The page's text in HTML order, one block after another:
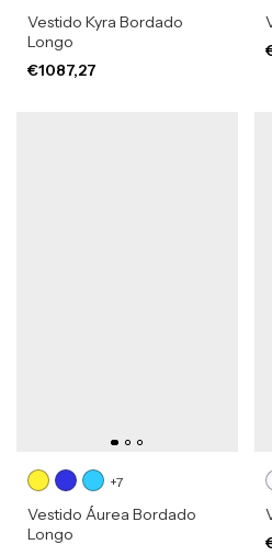
Vestido Kyra Bordado
Longo
€1087,27
+7
Vestido Áurea Bordado
Longo